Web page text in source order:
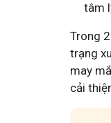
tâm
Trong
trạng
may
cải